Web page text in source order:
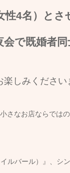
4名）とさ
で既婚者
しみください
さなお店ならでは
ルバール）』、シ